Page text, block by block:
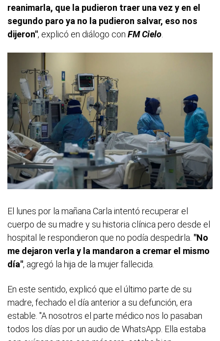
reanimarla, que la pudieron traer una vez y en el
segundo paro ya no la pudieron salvar, eso nos
dijeron", explicó en diálogo con FM Cielo
El lunes por la mañana Carla intentó recuperar el
cuerpo de su madre y su historia clínica pero desde el
hospital le respondieron que no podía despedirla. "No
me dejaron verla y la mandaron a cremar el mismo
día", agregó la hija de la mujer fallecida.
En este sentido, explicó que el último parte de su
madre, fechado el día anterior a su defunción, era
estable. "A nosotros el parte médico nos lo pasaban
todos los días por un audio de WhatsApp. Ella estaba